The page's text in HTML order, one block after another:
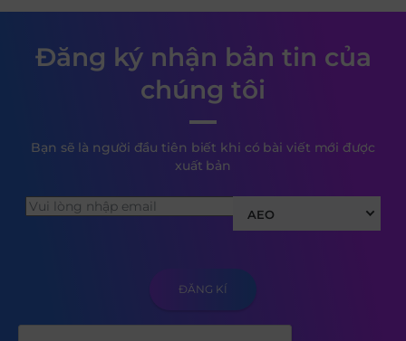
Đăng ký nhận bản tin của
chúng tôi
Bạn sẽ là người đầu tiên biết khi có bài viết mới được
xuất bản
AEO